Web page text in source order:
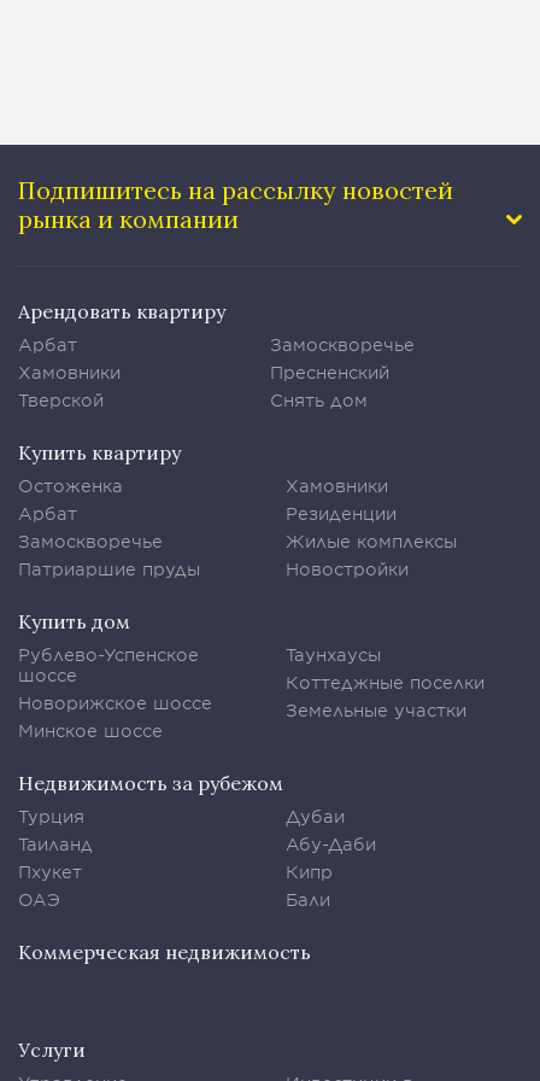
Подпишитесь на рассылку новостей
рынка и компании
Арендовать квартиру
Арбат
Хамовники
Тверской
Замоскворечье
Пресненский
Снять дом
Купить квартиру
Остоженка
Арбат
Замоскворечье
Патриаршие пруды
Хамовники
Резиденции
Жилые комплексы
Новостройки
Купить дом
Рублево-Успенское
шоссе
Новорижское шоссе
Минское шоссе
Таунхаусы
Коттеджные поселки
Земельные участки
Недвижимость за рубежом
Турция
Таиланд
Пхукет
ОАЭ
Дубаи
Абу-Даби
Кипр
Бали
Коммерческая недвижимость
Услуги